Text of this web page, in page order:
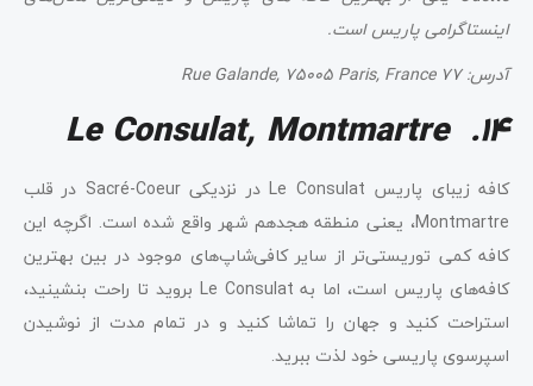
اینستاگرامی پاریس است.
آدرس: 77
Rue Galande, 75005 Paris, France
14. Le Consulat, Montmartre
کافه زیبای پاریس Le Consulat در نزدیکی Sacré-Coeur در قلب
Montmartre، یعنی منطقه هجدهم شهر واقع شده است. اگرچه این
کافه کمی توریستی‌تر از سایر کافی‌شاپ‌های موجود در بین بهترین
کافه‌های پاریس است، اما به Le Consulat بروید تا راحت بنشینید،
استراحت کنید و جهان را تماشا کنید و در تمام مدت از نوشیدن
اسپرسوی پاریسی خود لذت ببرید.